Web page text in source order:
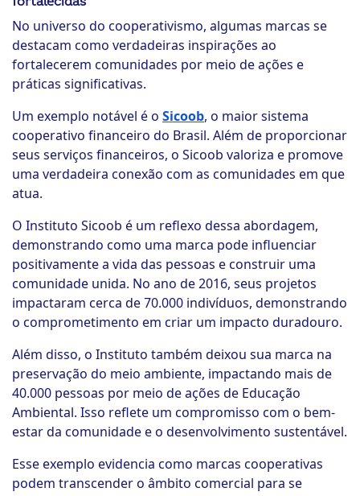
No universo do cooperativismo, algumas marcas se
destacam como verdadeiras inspirações ao
fortalecerem comunidades por meio de ações e
práticas significativas.
Um exemplo notável é o Sicoob, o maior sistema
cooperativo financeiro do Brasil. Além de proporcionar
seus serviços financeiros, o Sicoob valoriza e promove
uma verdadeira conexão com as comunidades em que
atua.
O Instituto Sicoob é um reflexo dessa abordagem,
demonstrando como uma marca pode influenciar
positivamente a vida das pessoas e construir uma
comunidade unida. No ano de 2016, seus projetos
impactaram cerca de 70.000 indivíduos, demonstrando
o comprometimento em criar um impacto duradouro.
Além disso, o Instituto também deixou sua marca na
preservação do meio ambiente, impactando mais de
40.000 pessoas por meio de ações de Educação
Ambiental. Isso reflete um compromisso com o bem-
estar da comunidade e o desenvolvimento sustentável.
Esse exemplo evidencia como marcas cooperativas
podem transcender o âmbito comercial para se